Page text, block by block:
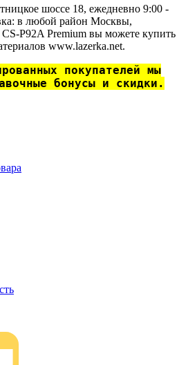
шоссе 18, ежедневно 9:00 -
в любой район Москвы,
P92A Premium вы можете купить
www.lazerka.net.
покупателей мы
бонусы и скидки.